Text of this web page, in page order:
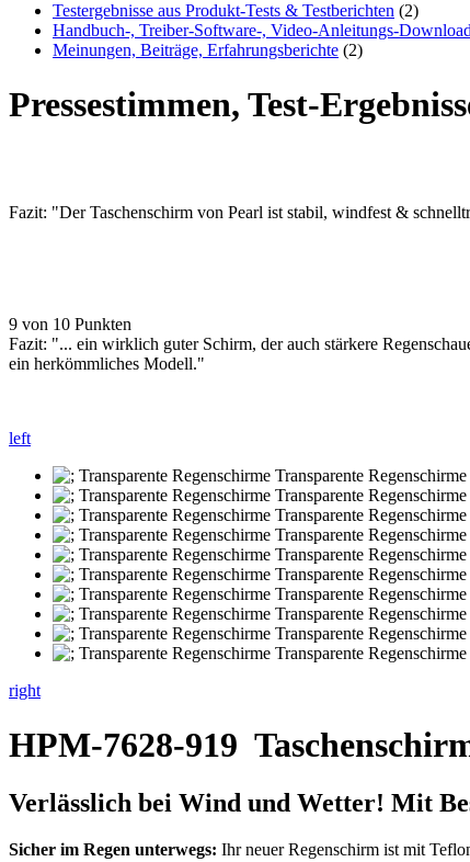
Testergebnisse aus Produkt-Tests & Testberichten (2)
Handbuch-, Treiber-Software-, Video-Anleitungs-
Meinungen, Beiträge, Erfahrungsberichte (2)
Pressestimmen, Test-
Fazit: "Der Taschenschirm von Pearl ist stabil, windfest &
9 von 10 Punkten
Fazit: "... ein wirklich guter Schirm, der auch stärkere
ein herkömmliches Modell."
left
right
HPM-7628-919
Verlässlich bei Wind und Wetter! Mit
Sicher im Regen unterwegs: Ihr neuer Regenschirm ist mit